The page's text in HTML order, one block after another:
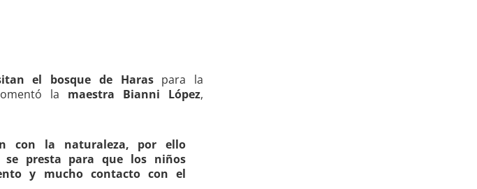
el bosque de Haraspara la
la maestra Bianni López,
con la naturaleza, por ello
presta para que los niños
y mucho contacto con el